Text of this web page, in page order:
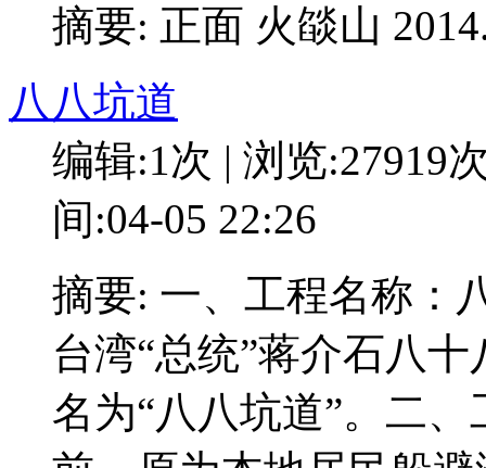
摘要: 正面 火燄山
八八坑道
编辑:1次 | 浏览:27919
间:04-05 22:26
摘要: 一、工程名称
台湾“总统”蒋介石八
名为“八八坑道”。二